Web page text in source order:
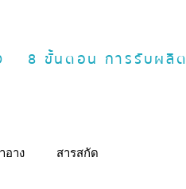
8 ขั้นตอน การรับผลิต
อาง สารสกัด